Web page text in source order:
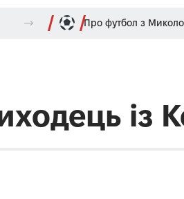
Про футбол з
із